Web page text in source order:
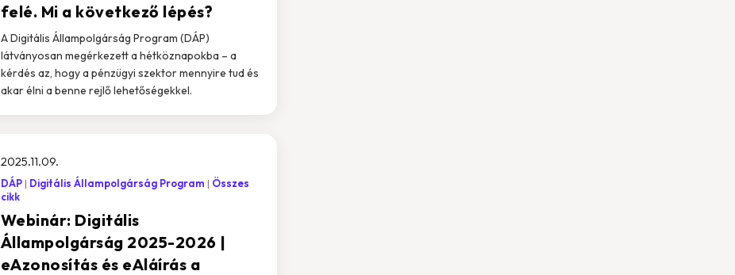
felé. Mi a következő lépés?
A Digitális Állampolgárság Program (DÁP)
látványosan megérkezett a hétköznapokba – a
kérdés az, hogy a pénzügyi szektor mennyire tud és
akar élni a benne rejlő lehetőségekkel.
Webinár: Digitális
Állampolgárság 2025-2026 |
eAzonosítás és eAláírás a
2025.11.09.
DÁP Digitális Állampolgárság Program
Összes
cikk